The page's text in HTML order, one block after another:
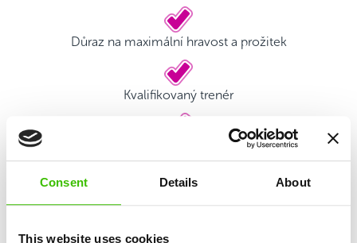
Consent Details About
This website uses cookies
Důraz na maximální hravost a prožitek
Kvalifikovaný trenér
Hrací plán s motivačními samolepkami